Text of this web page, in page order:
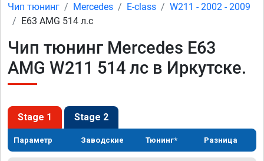
Чип тюнинг Mercedes E-class
W211 - 2002 - 2009
E63 AMG 514 л.с
Чип тюнинг Mercedes E63
AMG W211 514 лс в Иркутске.
Stage 1 Stage 2
Параметр Заводские Тюнинг* Разница